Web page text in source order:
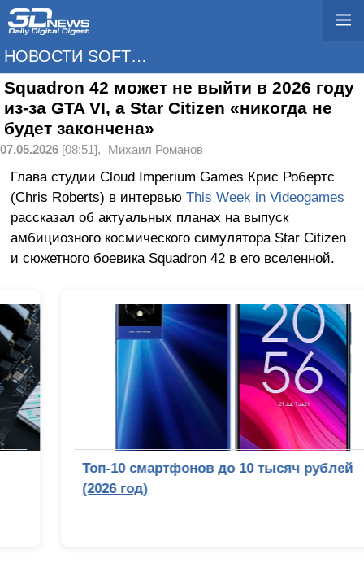
НОВОСТИ SOFTWARE
Squadron 42 может не выйти в 2026 году
из-за GTA VI, а Star Citizen «никогда не
будет закончена»
07.05.2026 [08:51], Михаил Романов
Глава студии Cloud Imperium Games Крис Робертс
(Chris Roberts) в интервью This Week in Videogames
рассказал об актуальных планах на выпуск
амбициозного космического симулятора Star Citizen
и сюжетного боевика Squadron 42 в его вселенной.
Топ-10 смартфонов до 10 тысяч рублей
(2026 год)